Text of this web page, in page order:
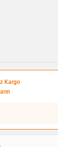
Kargo